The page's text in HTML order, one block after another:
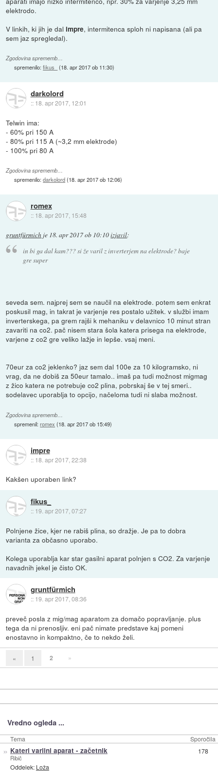
elektrodo.
V linkih, ki jih je dal impre, intermitenca sploh ni napisana (ali pa
sem jaz spregledal).
Zgodovina sprememb…
spremenilo:fikus_ (18. apr 2017 ob 11:30)
darkolord
:: 18. apr 2017, 12:01
Telwin ima:
- 60% pri 150 A
- 80% pri 115 A (~3,2 mm elektrode)
- 100% pri 80 A
Zgodovina sprememb…
spremenilo:darkolord(18. apr 2017 ob 12:06)
romex
:: 18. apr 2017, 15:48
gruntfürmich je 18. apr 2017 ob 10:10izjavil:
in bi ga dal kam??? si že varil z inverterjem na elektrode? baje
gre super
seveda sem. najprej sem se naučil na elektrode. potem sem enkrat
poskusil mag, in takrat je varjenje res postalo užitek. v službi imam
inverterskega, pa grem rajši k mehaniku v delavnico 10 minut stran
zavariti na co2. pač nisem stara šola katera prisega na elektrode,
varjene z co2 gre veliko lažje in lepše. vsaj meni.
70eur za co2 jeklenko? jaz sem dal 100e za 10 kilogramsko, ni
vrag, da ne dobiš za 50eur tamalo.. imaš pa tudi možnost migmag
z žico katera ne potrebuje co2 plina, pobrskaj še v tej smeri..
sodelavec uporablja to opcijo, načeloma tudi ni slaba možnost.
Zgodovina sprememb…
spremenil:romex (18. apr 2017 ob 15:49)
impre
:: 18. apr 2017, 22:38
Kakšen uporaben link?
fikus_
:: 19. apr 2017, 07:27
Polnjene žice, kjer ne rabiš plina, so dražje. Je pa to dobra
varianta za občasno uporabo.
Kolega uporablja kar star gasilni aparat polnjen s CO2. Za varjenje
navadnih jekel je čisto OK.
gruntfürmich
:: 19. apr 2017, 08:36
preveč posla z mig/mag aparatom za domačo popravljanje. plus
tega da ni prenosljiv. eni pač nimate predstave kaj pomeni
enostavno in kompaktno, če to nekdo želi.
« 1 2 »
Vredno ogleda ...
Tema Sporočila
» Kateri varilni aparat - začetnik
Ribič
Oddelek: Loža
178